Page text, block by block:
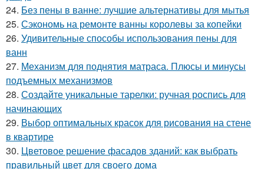
24. Без пены в ванне: лучшие альтернативы для мытья
25. Сэкономь на ремонте ванны королевы за копейки
26. Удивительные способы использования пены для
ванн
27. Механизм для поднятия матраса. Плюсы и минусы
подъемных механизмов
28. Создайте уникальные тарелки: ручная роспись для
начинающих
29. Выбор оптимальных красок для рисования на стене
в квартире
30. Цветовое решение фасадов зданий: как выбрать
правильный цвет для своего дома